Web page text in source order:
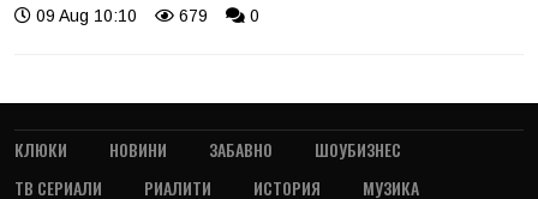
09 Aug 10:10 679 0
КЛЮКИ НОВИНИ ЗАБАВНО
ШОУБИЗНЕС
ТВ СЕРИАЛИ
РИАЛИТИ ИСТОРИЯ МУЗИКА